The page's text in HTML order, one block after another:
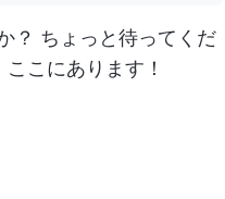
？ ちょっと待ってくだ
こにあります！